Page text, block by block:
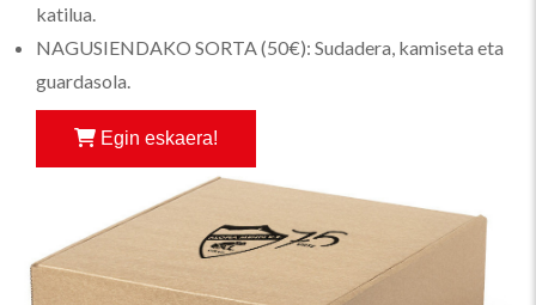
katilua.
NAGUSIENDAKO SORTA (50€): Sudadera, kamiseta eta
guardasola.
Egin eskaera!